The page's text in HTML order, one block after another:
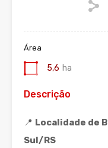
Área
5,6 ha
Descrição
📍 Localidade de
Sul/RS